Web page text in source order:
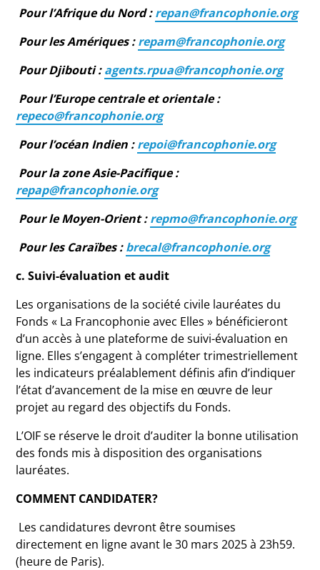
Pour l’Afrique du Nord :repan@francophonie.org
Pour les Amériques :repam@francophonie.org
Pour Djibouti :agents.rpua@francophonie.org
Pour l’Europe centrale et orientale :
repeco@francophonie.org
Pour l’océan Indien :repoi@francophonie.org
Pour la zone Asie-Pacifique :
repap@francophonie.org
Pour le Moyen-Orient :repmo@francophonie.org
Pour les Caraïbes :brecal@francophonie.org
c. Suivi-évaluation et audit
Les organisations de la société civile lauréates du
Fonds « La Francophonie avec Elles » bénéficieront
d’un accès à une plateforme de suivi-évaluation en
ligne. Elles s’engagent à compléter trimestriellement
les indicateurs préalablement définis afin d’indiquer
l’état d’avancement de la mise en œuvre de leur
projet au regard des objectifs du Fonds.
L’OIF se réserve le droit d’auditer la bonne utilisation
des fonds mis à disposition des organisations
lauréates.
COMMENT CANDIDATER?
Les candidatures devront être soumises
directement en ligne avant le 30 mars 2025 à 23h59.
(heure de Paris).